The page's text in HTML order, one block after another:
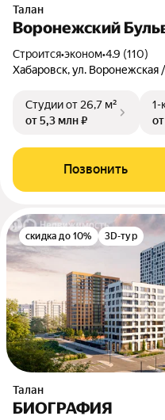
Талан
Воронежский
Строится•эконом•4.9 (110)
Хабаровск, ул. Воронежская
Студииот 26,7 м²
от 5,3 млн ₽
1-
Позвонить
скидка до 10% 3D-тур
Талан
БИОГРАФИЯ